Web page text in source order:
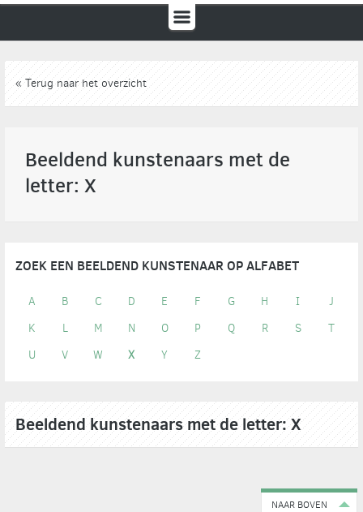
« Terug naar het overzicht
Beeldend kunstenaars met de
letter: X
ZOEK EEN BEELDEND KUNSTENAAR OP ALFABET
A B C D E F G H I
J
K
L M N O P Q R S
T
U
V W X Y Z
Beeldend kunstenaars met de letter: X
NAAR BOVEN